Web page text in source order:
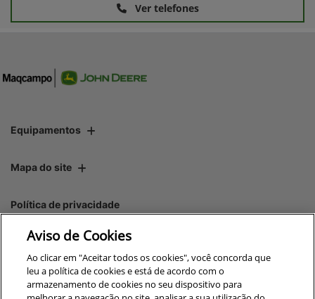
Ver telefones
Equipamentos
Mapa do site
Política de privacidade
CNPJ: 00.970.771/0015-07
Aviso de Cookies
Ao clicar em "Aceitar todos os cookies", você concorda que
leu a política de cookies e está de acordo com o
armazenamento de cookies no seu dispositivo para